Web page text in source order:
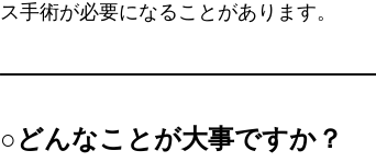
ス手術が必要になることがあります。
○どんなことが大事ですか？